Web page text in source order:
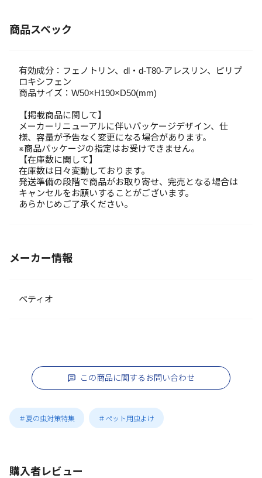
商品スペック
有効成分：フェノトリン、dl・d-T80-アレスリン、ピリプ
ロキシフェン
商品サイズ：W50×H190×D50(mm)
【掲載商品に関して】
メーカーリニューアルに伴いパッケージデザイン、仕
様、容量が予告なく変更になる場合があります。
※商品パッケージの指定はお受けできません。
【在庫数に関して】
在庫数は日々変動しております。
発送準備の段階で商品がお取り寄せ、完売となる場合は
キャンセルをお願いすることがございます。
あらかじめご了承ください。
メーカー情報
ペティオ
この商品に関するお問い合わせ
＃夏の虫対策特集 ＃ペット用虫よけ
購入者レビュー